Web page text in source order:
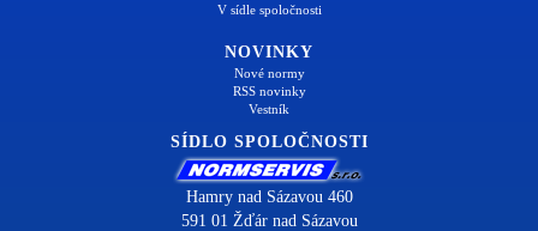
V sídle spoločnosti
NOVINKY
Nové normy
RSS novinky
Vestník
SÍDLO SPOLOČNOSTI
Hamry nad Sázavou 460
591 01 Žďár nad Sázavou